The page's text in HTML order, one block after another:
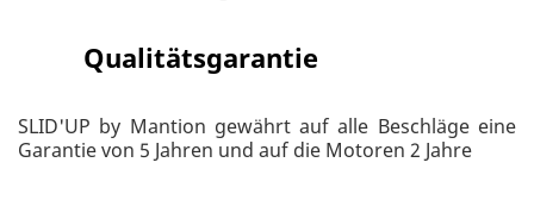
Qualitätsgarantie
SLID'UP by Mantion gewährt auf alle Beschläge eine
Garantie von 5 Jahren und auf die Motoren 2 Jahre